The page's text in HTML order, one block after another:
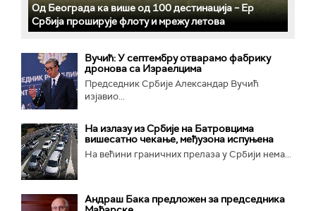
Од Београда ка више од 100 дестинација – Ер
Србија проширује флоту и мрежу летова
Вучић: У септембру отварамо фабрику
дронова са Израелцима
Председник Србије Александар Вучић
изјавио...
На излазу из Србије на Батровцима
вишесатно чекање, међузона испуњена
На већини граничних прелаза у Србији нема...
Андраш Бакa предложен за председника